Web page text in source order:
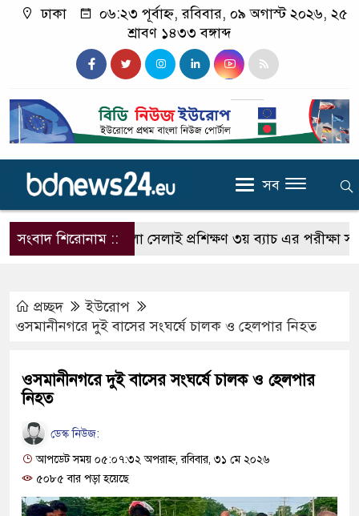
ঢাকা
০৬:২৩ পূর্বাহ্ন, রবিবার, ০৯ অগাস্ট ২০২৬, ২৫
শ্রাবণ ১৪৩৩ বঙ্গাব্দ
সব
সংবাদ শিরোনাম ::
নকশী বাংলা সেলাই প্রশিক্ষণ ৩য় ব্যাচ এর পরীক্ষা সম্পন্ন
প্রচ্ছদ
ইউরোপ
ওসমানীনগরে দুই বাসের সংঘর্ষে চালক ও হেলপার নিহত
ওসমানীনগরে দুই বাসের সংঘর্ষে চালক ও হেলপার
নিহত
ডেস্ক নিউজ:
আপডেট সময় ০৫:০৭:৩২ অপরাহ্ন, রবিবার, ৩১ মে ২০২৬
৫০৮৫ বার পড়া হয়েছে